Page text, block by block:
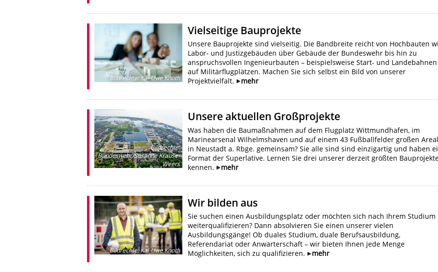
Bildrechte:Kai-Uwe Knoth
Vielseitige Bauprojekte
Unsere Bauprojekte sind vielseitig. Die Bandbreite reicht von Hochbauten
Labor- und Justizgebäuden über Gebäude der Bundeswehr bis hin zu
anspruchsvollen Ingenieurbauten – beispielsweise Start- und Landebahnen
auf Militärflugplätzen. Machen Sie sich selbst ein Bild von unserer
Projektvielfalt.
mehr
Bildrechte:
Bundeswehr/Susanne Krause-
Weers
Unsere aktuellen Großprojekte
Was haben die Baumaßnahmen auf dem Flugplatz Wittmundhafen, im
Marinearsenal Wilhelmshaven und auf einem 43 Fußballfelder großen
in Neustadt a. Rbge. gemeinsam? Sie alle sind sind einzigartig und haben
Format der Superlative. Lernen Sie drei unserer derzeit größten
kennen.
mehr
Bildrechte:Kai-Uwe Knoth
Wir bilden aus
Sie suchen einen Ausbildungsplatz oder möchten sich nach Ihrem Studium
weiterqualifizieren? Dann absolvieren Sie einen unserer vielen
Ausbildungsgänge! Ob duales Studium, duale Berufsausbildung,
Referendariat oder Anwärterschaft – wir bieten Ihnen jede Menge
Möglichkeiten, sich zu qualifizieren.
mehr